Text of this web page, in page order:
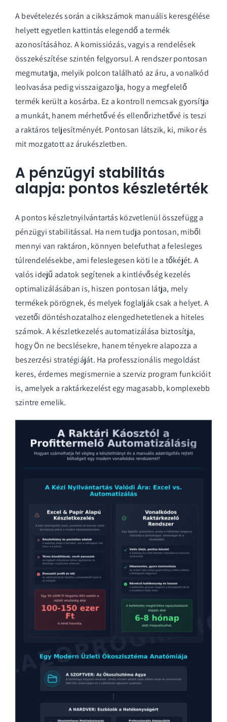
A bevételezés során a cikkszámok manuális keresgélése
helyett egyetlen kattintás elegendő a termék
azonosításához. A komissiózás, vagyis a rendelések
összekészítése szintén felgyorsul. A rendszer pontosan
megmutatja, melyik polcon található az áru, a vonalkód
leolvasása pedig visszaigazolja, hogy a megfelelő
termék került a kosárba. Ez a kontroll nemcsak gyorsítja
a munkát, hanem mérhetővé és ellenőrizhetővé is teszi
a raktáros teljesítményét. Pontosan látszik, ki, mikor és
mit mozgatott az árukészletben.
A pénzügyi stabilitás
alapja: pontos készletérték
A pontos készletnyilvántartás közvetlenül összefügg a
pénzügyi stabilitással. Ha nem tudja pontosan, miből
mennyi van raktáron, könnyen belefuthat a felesleges
túlrendelésekbe, ami feleslegesen köti le a tőkéjét. A
valós idejű adatok segítenek a kintlévőség kezelés
optimalizálásában is, hiszen pontosan látja, mely
termékek pörögnek, és melyek foglalják csak a helyet. A
vezetői döntéshozatalhoz elengedhetetlenek a hiteles
számok. Akészletkezelés automatizálása biztosítja,
hogy Ön ne becslésekre, hanem tényekre alapozza a
beszerzési stratégiáját. Ha professzionális megoldást
keres, érdemes megismernie a szerviz program funkcióit
is, amelyek a raktárkezelést egy magasabb, komplexebb
szintre emelik.